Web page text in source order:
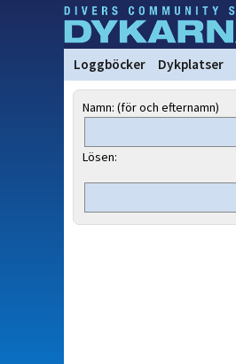
Loggböcker Dykplatser
Namn: (för och efternamn)
Lösen: